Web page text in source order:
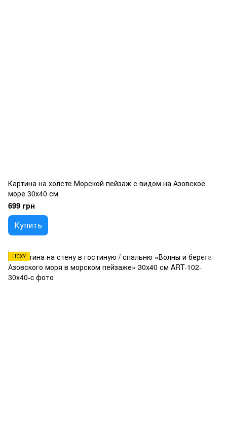
Картина на холсте Морской пейзаж с видом на Азовское
море 30х40 см
699 грн
Купить
НСХУ